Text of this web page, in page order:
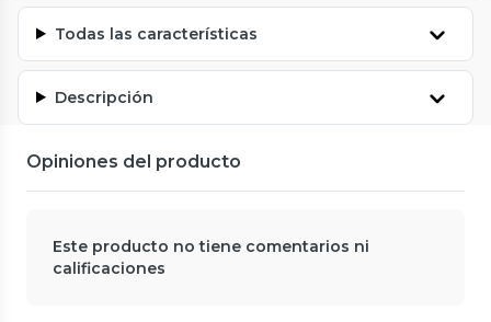
Todas las características
Descripción
Opiniones del producto
Este producto no tiene comentarios ni
calificaciones